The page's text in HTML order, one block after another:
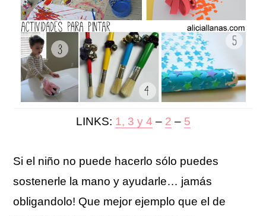
LINKS: 1, 3 y 4 – 2 – 5
Si el niño no puede hacerlo sólo puedes
sostenerle la mano y ayudarle… jamás
obligandolo! Que mejor ejemplo que el de